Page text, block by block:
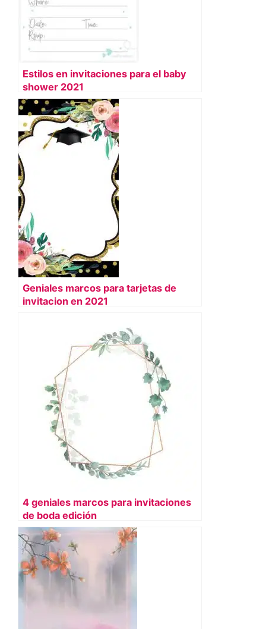
Estilos en invitaciones para el baby
shower 2021
Geniales marcos para tarjetas de
invitacion en 2021
4 geniales marcos para invitaciones
de boda edición